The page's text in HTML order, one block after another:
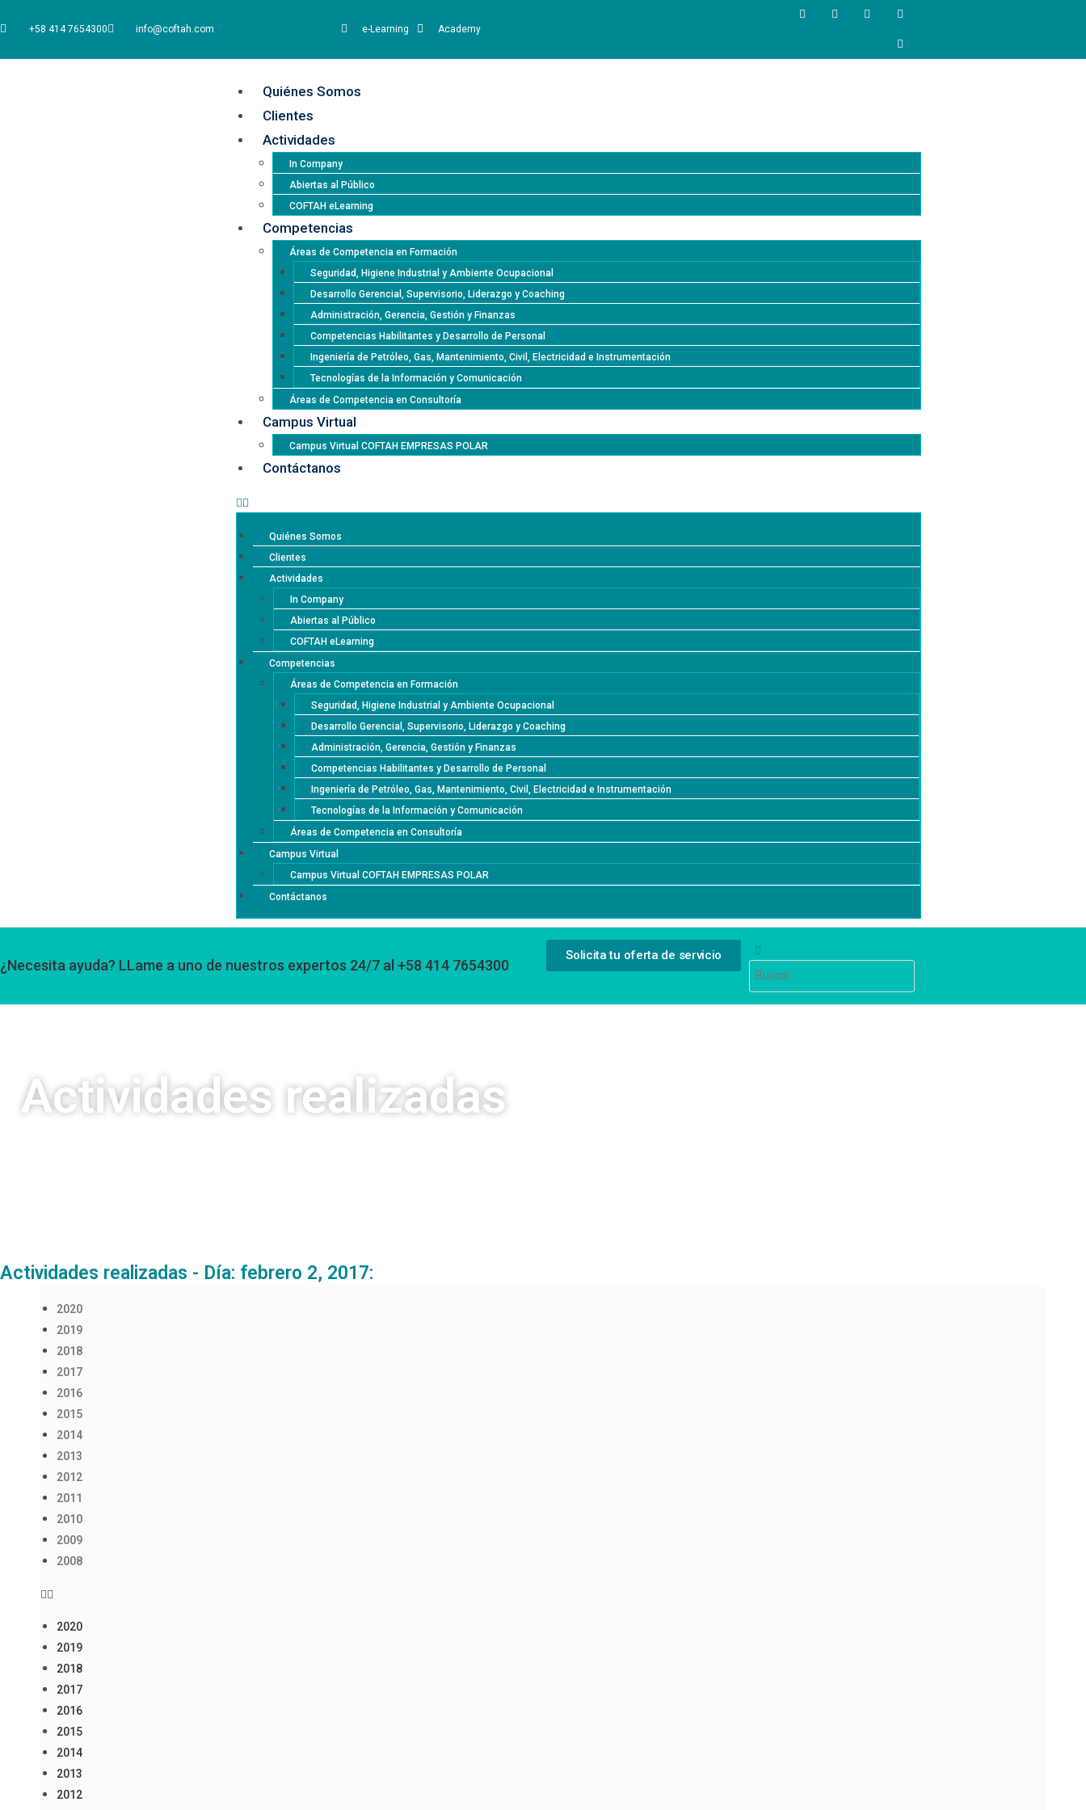
+58 414 7654300 info@coftah.com e-Learning Academy
Quiénes Somos
Clientes
Actividades
In Company
Abiertas al Público
COFTAH eLearning
Competencias
Áreas de Competencia en Formación
Seguridad, Higiene Industrial y Ambiente Ocupacional
Desarrollo Gerencial, Supervisorio, Liderazgo y Coaching
Administración, Gerencia, Gestión y Finanzas
Competencias Habilitantes y Desarrollo de Personal
Ingeniería de Petróleo, Gas, Mantenimiento, Civil, Electricidad e Instrumentación
Tecnologías de la Información y Comunicación
Áreas de Competencia en Consultoría
Campus Virtual
Campus Virtual COFTAH EMPRESAS POLAR
Contáctanos
Quiénes Somos
Clientes
Actividades
In Company
Abiertas al Público
COFTAH eLearning
Competencias
Áreas de Competencia en Formación
Seguridad, Higiene Industrial y Ambiente Ocupacional
Desarrollo Gerencial, Supervisorio, Liderazgo y Coaching
Administración, Gerencia, Gestión y Finanzas
Competencias Habilitantes y Desarrollo de Personal
Ingeniería de Petróleo, Gas, Mantenimiento, Civil, Electricidad e Instrumentación
Tecnologías de la Información y Comunicación
Áreas de Competencia en Consultoría
Campus Virtual
Campus Virtual COFTAH EMPRESAS POLAR
Contáctanos
¿Necesita ayuda? LLame a uno de nuestros expertos 24/7 al +58 414 7654300
Solicita tu oferta de servicio
Actividades realizadas
Actividades realizadas - Día: febrero 2, 2017:
2020
2019
2018
2017
2016
2015
2014
2013
2012
2011
2010
2009
2008
2020
2019
2018
2017
2016
2015
2014
2013
2012